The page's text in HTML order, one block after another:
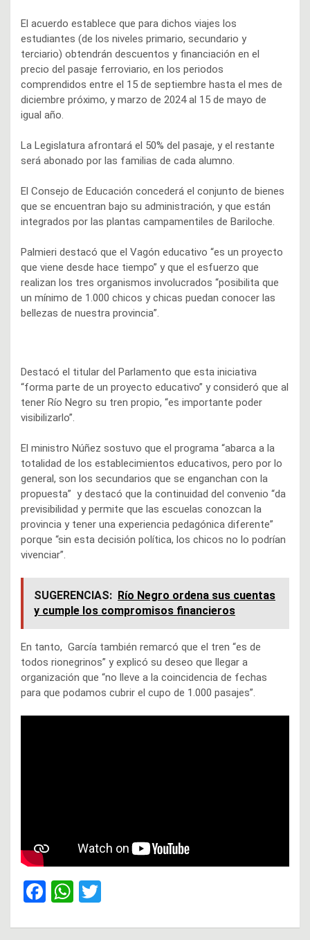
El acuerdo establece que para dichos viajes los
estudiantes (de los niveles primario, secundario y
terciario) obtendrán descuentos y financiación en el
precio del pasaje ferroviario, en los periodos
comprendidos entre el 15 de septiembre hasta el mes de
diciembre próximo, y marzo de 2024 al 15 de mayo de
igual año.
La Legislatura afrontará el 50% del pasaje, y el restante
será abonado por las familias de cada alumno.
El Consejo de Educación concederá el conjunto de bienes
que se encuentran bajo su administración, y que están
integrados por las plantas campamentiles de Bariloche.
Palmieri destacó que el Vagón educativo “es un proyecto
que viene desde hace tiempo” y que el esfuerzo que
realizan los tres organismos involucrados “posibilita que
un mínimo de 1.000 chicos y chicas puedan conocer las
bellezas de nuestra provincia”.
Destacó el titular del Parlamento que esta iniciativa
“forma parte de un proyecto educativo” y consideró que al
tener Río Negro su tren propio, “es importante poder
visibilizarlo”.
El ministro Núñez sostuvo que el programa “abarca a la
totalidad de los establecimientos educativos, pero por lo
general, son los secundarios que se enganchan con la
propuesta” y destacó que la continuidad del convenio “da
previsibilidad y permite que las escuelas conozcan la
provincia y tener una experiencia pedagónica diferente”
porque “sin esta decisión política, los chicos no lo podrían
vivenciar”.
SUGERENCIAS: Río Negro ordena sus cuentas
y cumple los compromisos financieros
En tanto, García también remarcó que el tren “es de
todos rionegrinos” y explicó su deseo que llegar a
organización que “no lleve a la coincidencia de fechas
para que podamos cubrir el cupo de 1.000 pasajes”.
F
W